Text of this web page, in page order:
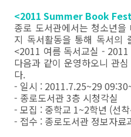
<2011 Summer Book
종로 도서관에서는 청소년
지 독서활동을 통해 독서의
<2011 여름 독서교실 -
다음과 같이 운영하오니 관
다.
- 일시 : 2011.7.25~29
- 종로도서관 3층 시청각실
- 모집 : 중학교 1~2학년 (선
- 접수 : 종로도서관 정보자